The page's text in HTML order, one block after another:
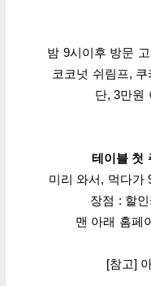
밤 9시이후 방문
코코넛 쉬림프,
단, 3만원
테이블 첫
미리 와서, 먹다가
장점 : 할
맨 아래 홈페
[참고]